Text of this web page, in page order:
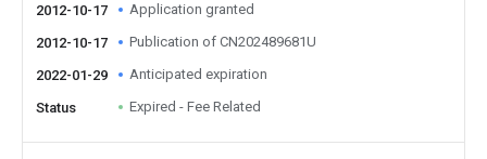
2012-10-17 Application granted
2012-10-17 Publication of CN202489681U
2022-01-29 Anticipated expiration
Status Expired - Fee Related